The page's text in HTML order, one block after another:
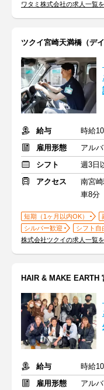
ワタミ株式会社の求人一覧
ツクイ宮崎天満橋（デイ
給与
時給
雇用形態
アル
シフト
週3日
アクセス
南宮
車8分
短期（1ヶ月以内OK）
シルバー歓迎
シフト自
株式会社ツクイの求人一覧
HAIR & MAKE EARTH
給与
時給
雇用形態
アル